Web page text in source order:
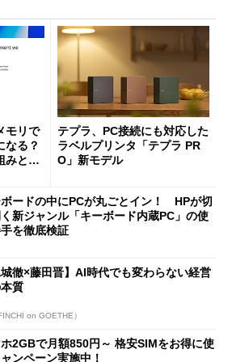
モリで
なる？
みと
テプラ、PC接続にも対応した
ラベルプリンタ「テプラ PR
O」新モデル
ードの中にPCが丸ごとイン！ HPが切
く新ジャンル「キーボード内蔵PC」の使
を徹底検証
城徹×藤田晋】AI時代でも変わらない経営
質
on GOETHE）
ホ2GBで月額850円～ 格安SIMをお得に使
ンペーン実施中！